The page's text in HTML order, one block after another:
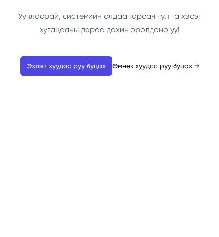
Уучлаарай, системийн алдаа гарсан тул та хэсэг
хугацааны дараа дахин оролдоно уу!
Эхлэл хуудас руу буцах Өмнөх хуудас руу буцах →